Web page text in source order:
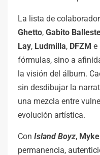
La lista de
Ghetto, Gabito
Lay, Ludmilla, DFZM e
fórmulas, sino a
la visión del álbum.
sin desdibujar la
una mezcla entre
evolución artística.
Con Island Boyz, Myke
permanencia,